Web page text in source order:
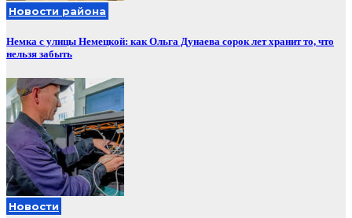
Новости района
Немка с улицы Немецкой: как Ольга Дунаева сорок лет хранит то, что
нельзя забыть
Новости